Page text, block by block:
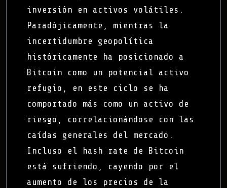
inversión en activos volátiles.
Paradójicamente, mientras la
incertidumbre geopolítica
históricamente ha posicionado a
Bitcoin como un potencial activo
refugio, en este ciclo se ha
comportado más como un activo de
riesgo, correlacionándose con las
caídas generales del mercado.
Incluso el hash rate de Bitcoin
está sufriendo, cayendo por el
aumento de los precios de la